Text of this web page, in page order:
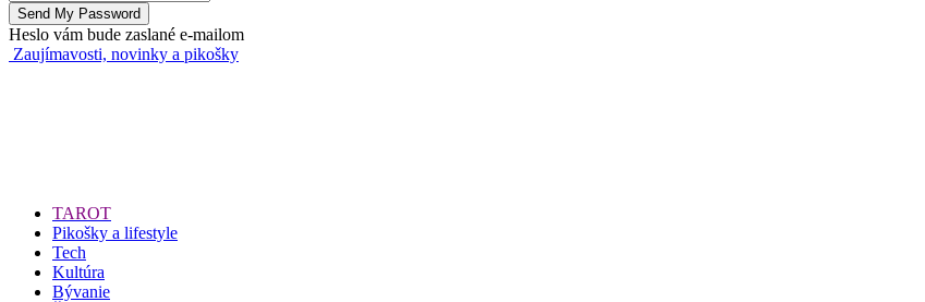
Heslo vám bude zaslané e-mailom
Zaujímavosti, novinky a pikošky
TAROT
Pikošky a lifestyle
Tech
Kultúra
Bývanie